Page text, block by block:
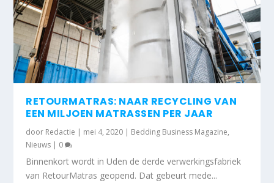
RETOURMATRAS: NAAR RECYCLING VAN
EEN MILJOEN MATRASSEN PER JAAR
door Redactie | mei 4, 2020 | Bedding Business Magazine,
Nieuws | 0
Binnenkort wordt in Uden de derde verwerkingsfabriek
van RetourMatras geopend. Dat gebeurt mede...